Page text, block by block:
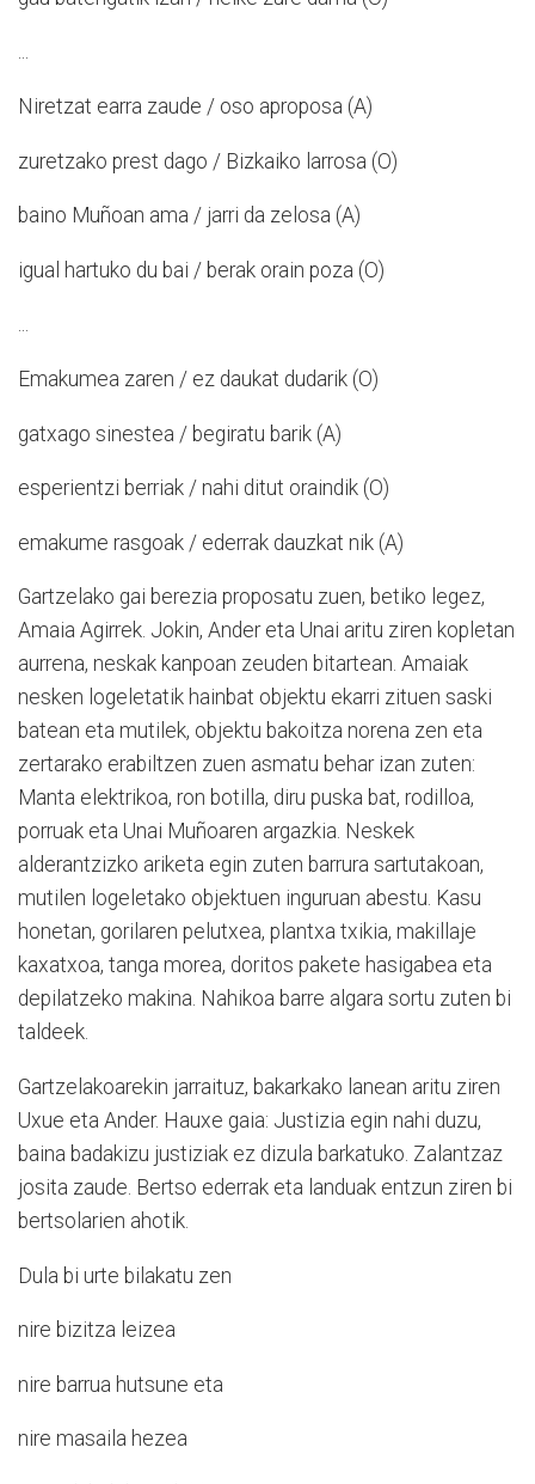
...
Niretzat earra zaude / oso aproposa (A)
zuretzako prest dago / Bizkaiko larrosa (O)
baino Muñoan ama / jarri da zelosa (A)
igual hartuko du bai / berak orain poza (O)
...
Emakumea zaren / ez daukat dudarik (O)
gatxago sinestea / begiratu barik (A)
esperientzi berriak / nahi ditut oraindik (O)
emakume rasgoak / ederrak dauzkat nik (A)
Gartzelako gai berezia proposatu zuen, betiko legez,
Amaia Agirrek. Jokin, Ander eta Unai aritu ziren kopletan
aurrena, neskak kanpoan zeuden bitartean. Amaiak
nesken logeletatik hainbat objektu ekarri zituen saski
batean eta mutilek, objektu bakoitza norena zen eta
zertarako erabiltzen zuen asmatu behar izan zuten:
Manta elektrikoa, ron botilla, diru puska bat, rodilloa,
porruak eta Unai Muñoaren argazkia. Neskek
alderantzizko ariketa egin zuten barrura sartutakoan,
mutilen logeletako objektuen inguruan abestu. Kasu
honetan, gorilaren pelutxea, plantxa txikia, makillaje
kaxatxoa, tanga morea, doritos pakete hasigabea eta
depilatzeko makina. Nahikoa barre algara sortu zuten bi
taldeek.
Gartzelakoarekin jarraituz, bakarkako lanean aritu ziren
Uxue eta Ander. Hauxe gaia: Justizia egin nahi duzu,
baina badakizu justiziak ez dizula barkatuko. Zalantzaz
josita zaude. Bertso ederrak eta landuak entzun ziren bi
bertsolarien ahotik.
Dula bi urte bilakatu zen
nire bizitza leizea
nire barrua hutsune eta
nire masaila hezea